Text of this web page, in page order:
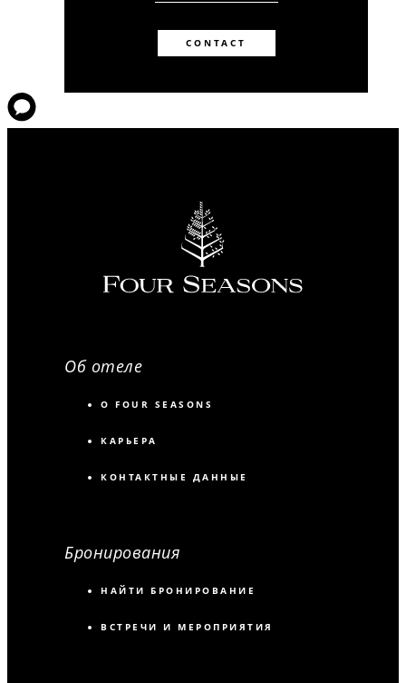
CONTACT
Об отеле
О FOUR SEASONS
КАРЬЕРА
КОНТАКТНЫЕ ДАННЫЕ
Бронирования
НАЙТИ БРОНИРОВАНИЕ
ВСТРЕЧИ И МЕРОПРИЯТИЯ